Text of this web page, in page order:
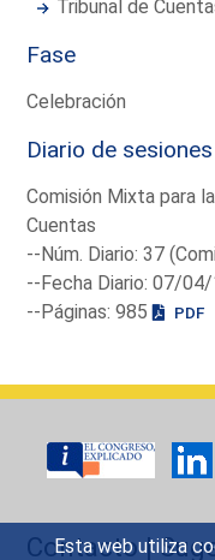
Esta web utiliza
Tribunal de
Fase
Celebración
Diario de sesiones
Comisión Mixta para
Cuentas
--Núm. Diario: 37
--Fecha Diario: 07/
--Páginas: 985
PDF
Contacto|